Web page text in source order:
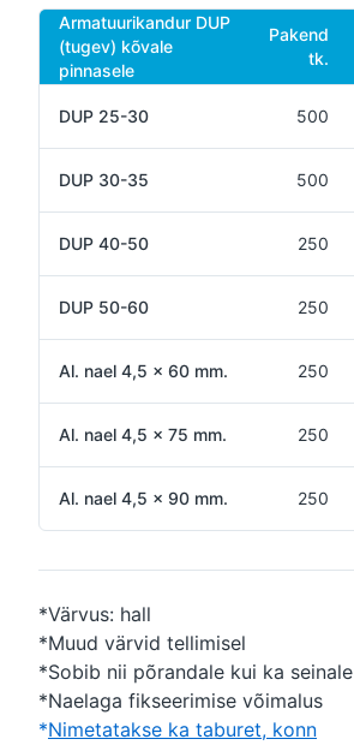
Armatuurikandur DUP
(tugev) kõvale
pinnasele
Pakend
tk.
DUP 25-30 500
DUP 30-35 500
DUP 40-50 250
DUP 50-60 250
Al. nael 4,5 x 60 mm. 250
Al. nael 4,5 x 75 mm. 250
Al. nael 4,5 x 90 mm. 250
*Värvus: hall
*Muud värvid tellimisel
*Sobib nii põrandale kui ka seinale
*Naelaga fikseerimise võimalus
*Nimetatakse ka taburet, konn